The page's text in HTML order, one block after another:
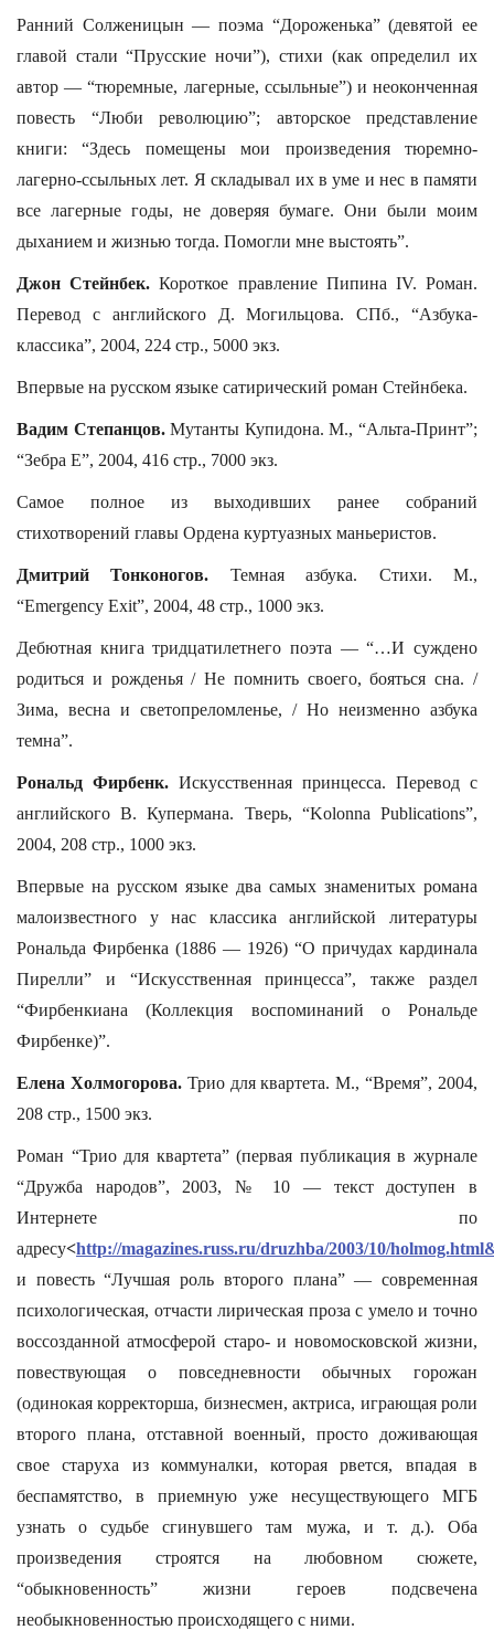
Ранний Солженицын — поэма “Дороженька” (девятой ее
главой стали “Прусские ночи”), стихи (как определил их
автор — “тюремные, лагерные, ссыльные”) и неоконченная
повесть “Люби революцию”; авторское представление
книги: “Здесь помещены мои произведения тюремно-
лагерно-ссыльных лет. Я складывал их в уме и нес в памяти
все лагерные годы, не доверяя бумаге. Они были моим
дыханием и жизнью тогда. Помогли мне выстоять”.
Джон Стейнбек. Короткое правление Пипина IV. Роман.
Перевод с английского Д. Могильцова. СПб., “Азбука-
классика”, 2004, 224 стр., 5000 экз.
Впервые на русском языке сатирический роман Стейнбека.
Вадим Степанцов.Мутанты Купидона. М., “Альта-Принт”;
“Зебра Е”, 2004, 416 стр., 7000 экз.
Самое полное из выходивших ранее собраний
стихотворений главы Ордена куртуазных маньеристов.
Дмитрий Тонконогов. Темная азбука. Стихи. М.,
“Emergency Exit”, 2004, 48 стр., 1000 экз.
Дебютная книга тридцатилетнего поэта — “…И суждено
родиться и рожденья / Не помнить своего, бояться сна. /
Зима, весна и светопреломленье, / Но неизменно азбука
темна”.
Рональд Фирбенк. Искусственная принцесса. Перевод с
английского В. Купермана. Тверь, “Kolonna Publications”,
2004, 208 стр., 1000 экз.
Впервые на русском языке два самых знаменитых романа
малоизвестного у нас классика английской литературы
Рональда Фирбенка (1886 — 1926) “О причудах кардинала
Пирелли” и “Искусственная принцесса”, также раздел
“Фирбенкиана (Коллекция воспоминаний о Рональде
Фирбенке)”.
Елена Холмогорова.Трио для квартета. М., “Время”, 2004,
208 стр., 1500 экз.
Роман “Трио для квартета” (первая публикация в журнале
“Дружба народов”, 2003, № 10 — текст доступен в
Интернете по
адресу<http://magazines.russ.ru/druzhba/2003/10/
и повесть “Лучшая роль второго плана” — современная
психологическая, отчасти лирическая проза с умело и точно
воссозданной атмосферой старо- и новомосковской жизни,
повествующая о повседневности обычных горожан
(одинокая корректорша, бизнесмен, актриса, играющая роли
второго плана, отставной военный, просто доживающая
свое старуха из коммуналки, которая рвется, впадая в
беспамятство, в приемную уже несуществующего МГБ
узнать о судьбе сгинувшего там мужа, и т. д.). Оба
произведения строятся на любовном сюжете,
“обыкновенность” жизни героев подсвечена
необыкновенностью происходящего с ними.